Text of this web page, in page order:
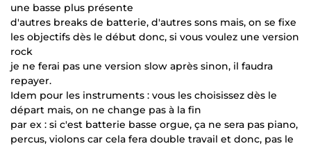
une basse plus présente
d'autres breaks de batterie, d'autres sons mais, on se fixe
les objectifs dès le début donc, si vous voulez une version
rock
je ne ferai pas une version slow après sinon, il faudra
repayer.
Idem pour les instruments : vous les choisissez dès le
départ mais, on ne change pas à la fin
par ex : si c'est batterie basse orgue, ça ne sera pas piano,
percus, violons car cela fera double travail et donc, pas le